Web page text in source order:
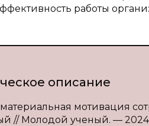
работы
описание
мотивация
// Молодой ученый. —